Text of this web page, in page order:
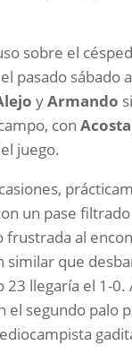
sobre el
pasado sábado
yArmando
conAcosta
juego.
un pase
al
que
23 llegaría el 1-
el segundo palo